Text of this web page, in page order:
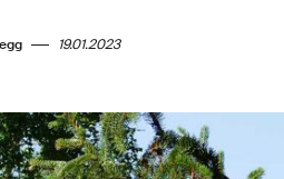
19.01.2023